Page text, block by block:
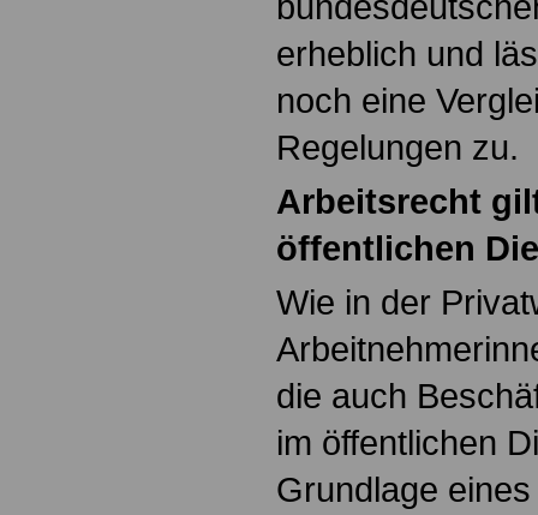
erheblich und
noch eine
Regelungen zu.
Arbeitsrecht
öffentlichen
Wie in der
die auch
im öffentlichen
Grundlage